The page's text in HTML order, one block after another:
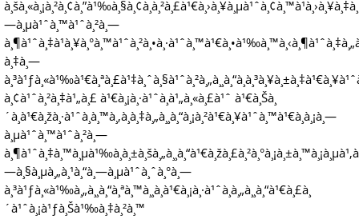
à¸šà¸«à¸¡à¸²à¸¢à¸”à¹‰à¸§à¸¢à¸à¸²à¸£à¹€à¸›à¸¥à¸µà¹ˆà¸¢à¸™à¹à¸›à¸¥à¸‡à¸
—à¸µà¹ˆà¸™à¹ˆà¸²à¸—
à¸‡à¸—
à¸¢à¹ˆà¸²à¸‡à¹„à¸£ à¹€à¸¡à¸·à¹ˆà¸­à¹„à¸«à¸£à¹ˆ à¹€à¸Šà¸
´à¸à¹€à¸žà¸·à¹ˆà¸­à¸™à¸‚à¸­à¸‡à¸„à¸¸à¸“à¸¡à¸²à¹€à¸¥à¹ˆà¸™à¹€à¸à¸¡à¸—
à¸µà¹ˆà¸™à¹ˆà¸²à¸—
—à¸§à¸µà¸„à¸¹à¸“à¸—à¸µà¹ˆà¸ˆà¸°à¸—
à¸³à¹ƒà¸«à¹‰à¸„à¸¸à¸“à¸ªà¸™à¸¸à¸à¹€à¸¡à¸·à¹ˆà¸­à¸„à¸¸à¸“à¹€à¸£à¸
´à¹ˆà¸¡à¹ƒà¸Šà¹‰à¸‡à¸²à¸™